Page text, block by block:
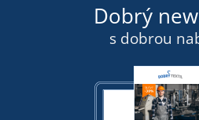
Dobrý
s dobrou